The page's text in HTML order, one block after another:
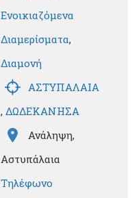
Ενοικιαζόμενα
Διαμερίσματα,
Διαμονή
ΑΣΤΥΠΑΛΑΙΑ
, ΔΩΔΕΚΑΝΗΣΑ
Ανάληψη,
Αστυπάλαια
Τηλέφωνο